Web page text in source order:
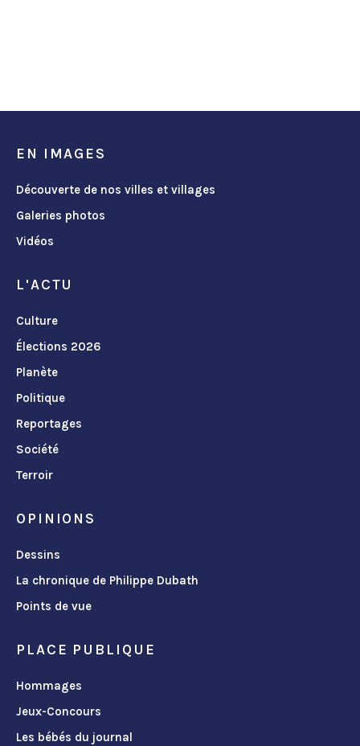
EN IMAGES
Découverte de nos villes et villages
Galeries photos
Vidéos
L'ACTU
Culture
Élections 2026
Planète
Politique
Reportages
Société
Terroir
OPINIONS
Dessins
La chronique de Philippe Dubath
Points de vue
PLACE PUBLIQUE
Hommages
Jeux-Concours
Les bébés du journal